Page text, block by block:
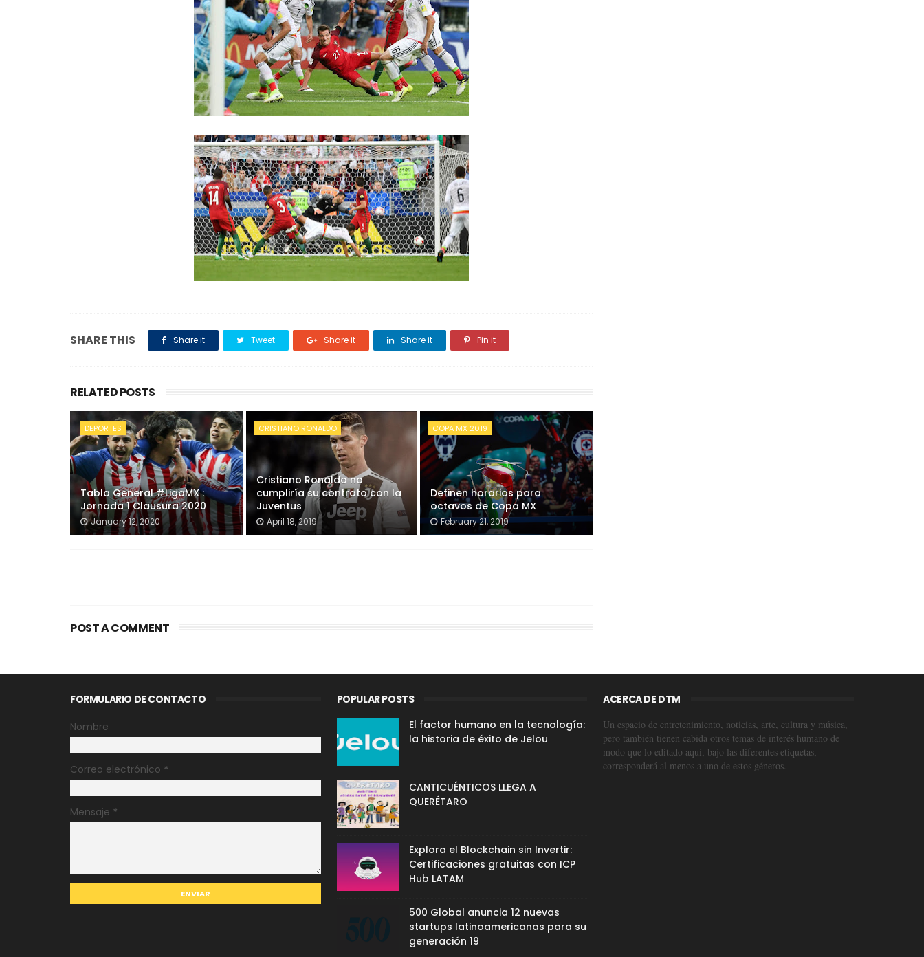
SHARE THIS Share it Tweet Share it Share it Pin it
RELATED POSTS
DEPORTES
Tabla General #LigaMX :
Jornada 1 Clausura 2020
January 12, 2020
CRISTIANO RONALDO
Cristiano Ronaldo no
cumpliría su contrato con la
Juventus
April 18, 2019
COPA MX 2019
Definen horarios para
octavos de Copa MX
February 21, 2019
POST A COMMENT
FORMULARIO DE CONTACTO
Nombre
Correo electrónico *
Mensaje *
POPULAR POSTS
El factor humano en la tecnología:
la historia de éxito de Jelou
CANTICUÉNTICOS LLEGA A
QUERÉTARO
Explora el Blockchain sin Invertir:
Certificaciones gratuitas con ICP
Hub LATAM
500 Global anuncia 12 nuevas
startups latinoamericanas para su
generación 19
ACERCA DE DTM
Un espacio de entretenimiento, noticias, arte, cultura y música,
pero también tienen cabida otros temas de interés humano de
modo que lo editado aquí, bajo las diferentes etiquetas,
corresponderá al menos a uno de estos géneros.